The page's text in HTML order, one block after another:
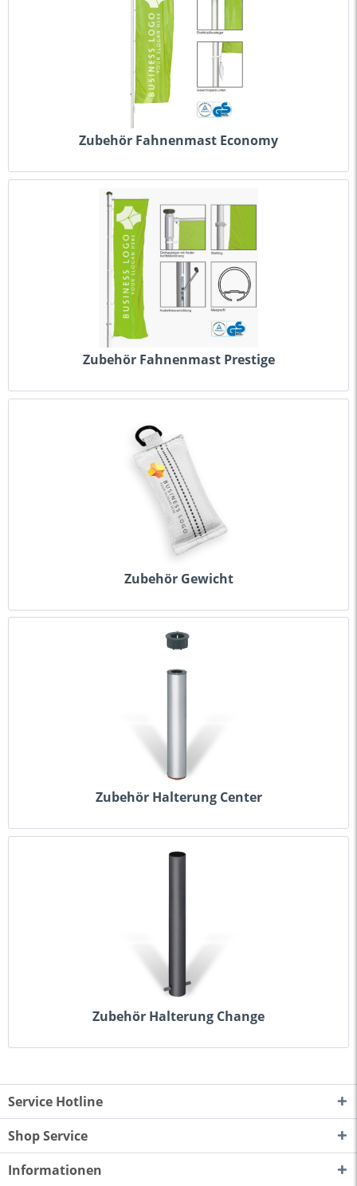
Zubehör Fahnenmast Economy
Zubehör Fahnenmast Prestige
Zubehör Gewicht
Zubehör Halterung Center
Zubehör Halterung Change
Service Hotline
Shop Service
Informationen